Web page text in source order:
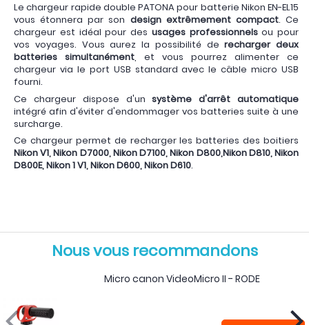
Le chargeur rapide double PATONA pour batterie Nikon EN-EL15
vous étonnera par son design extrêmement compact. Ce
chargeur est idéal pour des usages professionnelsou pour
vos voyages. Vous aurez la possibilité derecharger deux
batteries simultanément, et vous pourrez alimenter ce
chargeur via le port USB standard avec le câble micro USB
fourni.
Ce chargeur dispose d'unsystème d'arrêt automatique
intégré afin d'éviter d'endommager vos batteries suite à une
surcharge.
Ce chargeur permet de recharger les batteries des boitiers
Nikon V1, Nikon D7000, Nikon D7100, Nikon D800,Nikon D810, Nikon
D800E, Nikon 1 V1, Nikon D600, Nikon D610.
Nous vous recommandons
Micro canon VideoMicro II - RODE